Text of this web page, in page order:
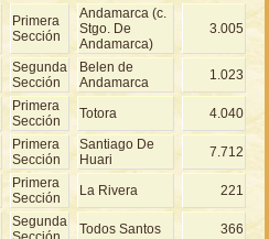
Primera
Sección
Andamarca (c.
Stgo. De
Andamarca)
3.005
Segunda
Sección
Belen de
Andamarca
1.023
Primera
Sección
Totora 4.040
Primera
Sección
Santiago De
Huari
7.712
Primera
Sección
La Rivera 221
Segunda
Todos Santos 366